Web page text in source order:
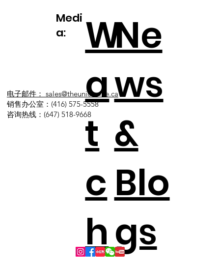
电子邮件： sales@theunionville.ca
销售办公室：(416) 575-5558
咨询热线：(647) 518-9668​
W
a
t
c
h
Medi
a:
Ne
ws
&
Blo
gs